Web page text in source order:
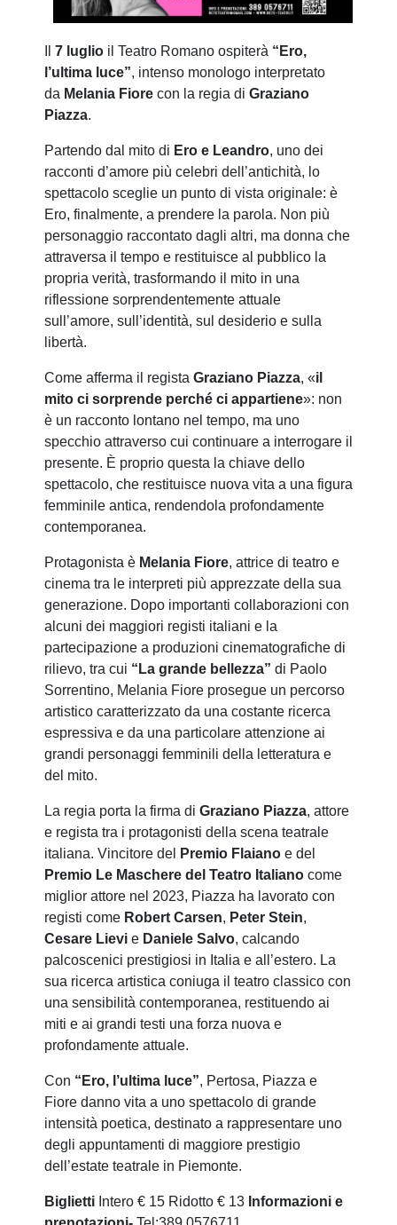
7 luglio il Teatro Romano ospiterà “Ero,
l’ultima luce”, intenso monologo interpretato
da Melania Fiore con la regia di Graziano
Piazza.
Partendo dal mito di Ero e Leandro, uno dei
racconti d’amore più celebri dell’antichità, lo
spettacolo sceglie un punto di vista originale: è
Ero, finalmente, a prendere la parola. Non più
personaggio raccontato dagli altri, ma donna che
attraversa il tempo e restituisce al pubblico la
propria verità, trasformando il mito in una
riflessione sorprendentemente attuale
sull’amore, sull’identità, sul desiderio e sulla
libertà.
Come afferma il regista Graziano Piazza, «il
mito ci sorprende perché ci appartiene»: non
è un racconto lontano nel tempo, ma uno
specchio attraverso cui continuare a interrogare il
presente. È proprio questa la chiave dello
spettacolo, che restituisce nuova vita a una figura
femminile antica, rendendola profondamente
contemporanea.
Protagonista è Melania Fiore, attrice di teatro e
cinema tra le interpreti più apprezzate della sua
generazione. Dopo importanti collaborazioni con
alcuni dei maggiori registi italiani e la
partecipazione a produzioni cinematografiche di
rilievo, tra cui “La grande bellezza” di Paolo
Sorrentino, Melania Fiore prosegue un percorso
artistico caratterizzato da una costante ricerca
espressiva e da una particolare attenzione ai
grandi personaggi femminili della letteratura e
del mito.
La regia porta la firma di Graziano Piazza, attore
e regista tra i protagonisti della scena teatrale
italiana. Vincitore del
Premio Flaiano e del
Premio Le Maschere del Teatro Italiano come
miglior attore nel 2023, Piazza ha lavorato con
registi come Robert Carsen, Peter Stein,
Cesare Lievi e Daniele Salvo, calcando
palcoscenici prestigiosi in Italia e all’estero. La
sua ricerca artistica coniuga il teatro classico con
una sensibilità contemporanea, restituendo ai
miti e ai grandi testi una forza nuova e
profondamente attuale.
Con “Ero, l’ultima luce”, Pertosa, Piazza e
Fiore danno vita a uno spettacolo di grande
intensità poetica, destinato a rappresentare uno
degli appuntamenti di maggiore prestigio
dell’estate teatrale in Piemonte.
Biglietti Intero € 15 Ridotto € 13 Informazioni e